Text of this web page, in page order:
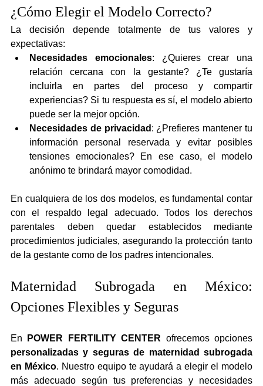
¿Cómo Elegir el Modelo Correcto?
La decisión depende totalmente de tus valores y
expectativas:
Necesidades emocionales: ¿Quieres crear una
relación cercana con la gestante? ¿Te gustaría
incluirla en partes del proceso y compartir
experiencias? Si tu respuesta es sí, el modelo abierto
puede ser la mejor opción.
Necesidades de privacidad : ¿Prefieres mantener tu
información personal reservada y evitar posibles
tensiones emocionales? En ese caso, el modelo
anónimo te brindará mayor comodidad.
En cualquiera de los dos modelos, es fundamental contar
con el respaldo legal adecuado. Todos los derechos
parentales deben quedar establecidos mediante
procedimientos judiciales, asegurando la protección tanto
de la gestante como de los padres intencionales.
Maternidad Subrogada en México:
Opciones Flexibles y Seguras
En POWER FERTILITY CENTER
personalizadas y seguras de maternidad subrogada
en México. Nuestro equipo te ayudará a elegir el modelo
más adecuado según tus preferencias y necesidades